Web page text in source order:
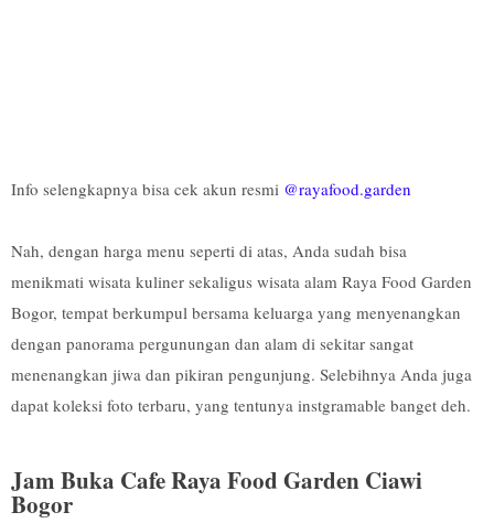
Info selengkapnya bisa cek akun resmi @rayafood.garden
Nah, dengan harga menu seperti di atas, Anda sudah bisa
menikmati wisata kuliner sekaligus wisata alam Raya Food Garden
Bogor, tempat berkumpul bersama keluarga yang menyenangkan
dengan panorama pergunungan dan alam di sekitar sangat
menenangkan jiwa dan pikiran pengunjung. Selebihnya Anda juga
dapat koleksi foto terbaru, yang tentunya instgramable banget deh.
Jam Buka Cafe Raya Food Garden Ciawi
Bogor